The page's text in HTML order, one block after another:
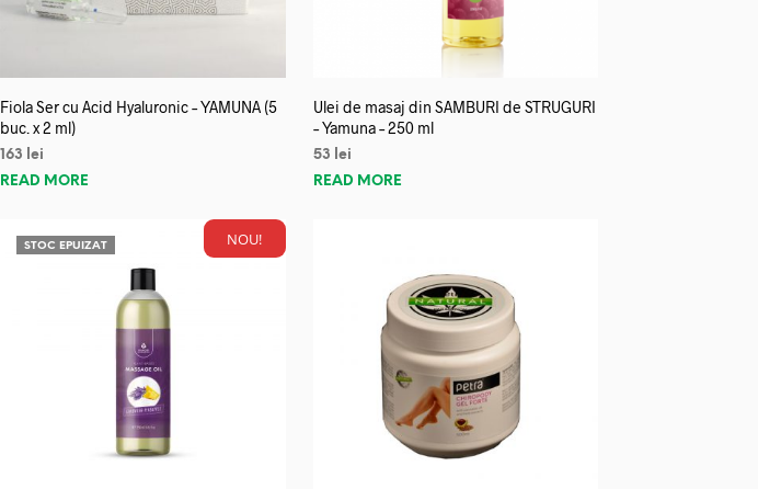
Fiola Ser cu Acid Hyaluronic – YAMUNA (5
buc. x 2 ml)
163
lei
READ MORE
Ulei de masaj din SAMBURI de STRUGURI
– Yamuna – 250 ml
53
lei
READ MORE
NOU!
STOC EPUIZAT